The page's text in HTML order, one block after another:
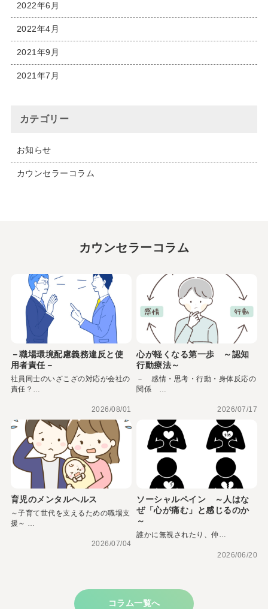
2022年6月
2022年4月
2021年9月
2021年7月
カテゴリー
お知らせ
カウンセラーコラム
カウンセラーコラム
－職場環境配慮義務違反と使
用者責任－
社員同士のいざこざの対応が会社の
責任？…
2026/08/01
心が軽くなる第一歩 ～認知
行動療法～
－ 感情・思考・行動・身体反応の
関係 …
2026/07/17
育児のメンタルヘルス
～子育て世代を支えるための職場支
援～ …
2026/07/04
ソーシャルペイン ～人はな
ぜ「心が痛む」と感じるのか
～
誰かに無視されたり、仲…
2026/06/20
コラム一覧へ